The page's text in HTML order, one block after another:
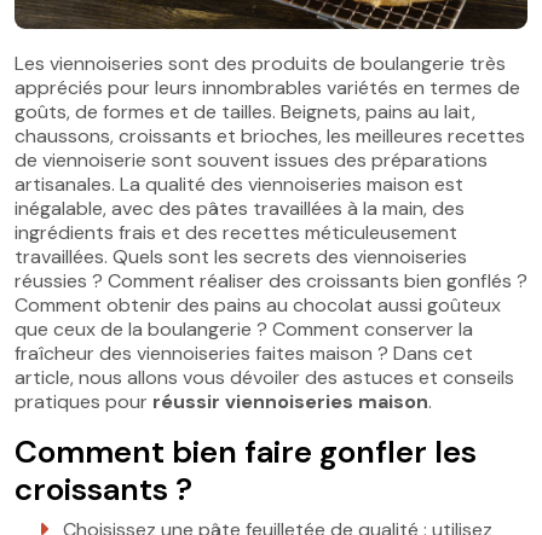
Les viennoiseries sont des produits de boulangerie très
appréciés pour leurs innombrables variétés en termes de
goûts, de formes et de tailles. Beignets, pains au lait,
chaussons, croissants et brioches, les meilleures recettes
de viennoiserie sont souvent issues des préparations
artisanales. La qualité des viennoiseries maison est
inégalable, avec des pâtes travaillées à la main, des
ingrédients frais et des recettes méticuleusement
travaillées. Quels sont les secrets des viennoiseries
réussies ? Comment réaliser des croissants bien gonflés ?
Comment obtenir des pains au chocolat aussi goûteux
que ceux de la boulangerie ? Comment conserver la
fraîcheur des viennoiseries faites maison ? Dans cet
article, nous allons vous dévoiler des astuces et conseils
pratiques pour réussir viennoiseries maison.
Comment bien faire gonfler les
croissants ?